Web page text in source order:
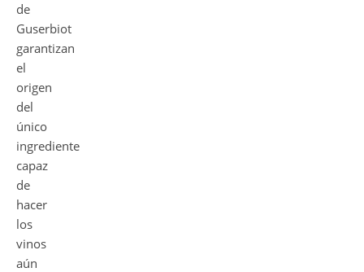
de
Guserbiot
garantizan
el
origen
del
único
ingrediente
capaz
de
hacer
los
vinos
aún